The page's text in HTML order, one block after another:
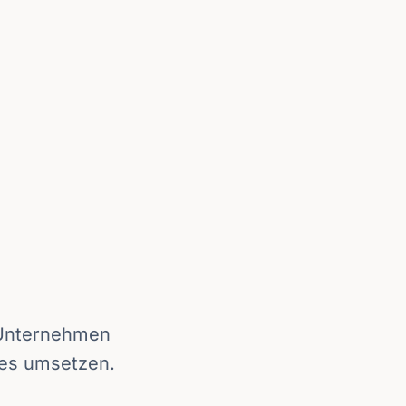
umsetzen.